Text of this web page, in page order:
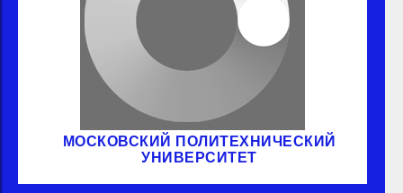
МОСКОВСКИЙ ПОЛИТЕХНИЧЕСКИЙ
УНИВЕРСИТЕТ